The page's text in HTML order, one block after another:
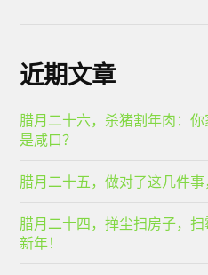
近期文章
腊月二十六，杀猪割年肉：
是咸口？
腊月二十五，做对了这几件事
腊月二十四，掸尘扫房子，
新年！